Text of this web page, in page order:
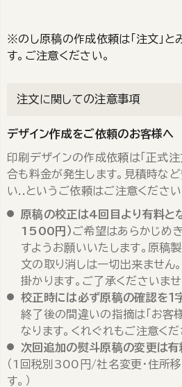
※のし原稿の作成依頼は「注文」と
す。ご注意ください。
注文に関しての注意事項
デザイン作成をご依頼のお客様へ
印刷デザインの作成依頼は「正式注
合も料金が発生します。見積時な
い..というご依頼はご注意ください
原稿の校正は4回目より有料と
1500円）ご希望はあらかじめ
すようお願いいたします。原稿
文の取り消しは一切出来ません
掛かります。ご了承くださいませ
校正時には必ず原稿の確認を１
終了後の間違いの指摘は「お客
なります。くれぐれもご注意くだ
次回追加の熨斗原稿の変更は有
（1回税別300円/社名変更・住所
す。）